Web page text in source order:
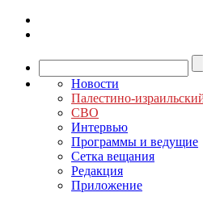
Новости
Палестино-
СВО
Интервью
Программы и ведущие
Сетка вещания
Редакция
Приложение